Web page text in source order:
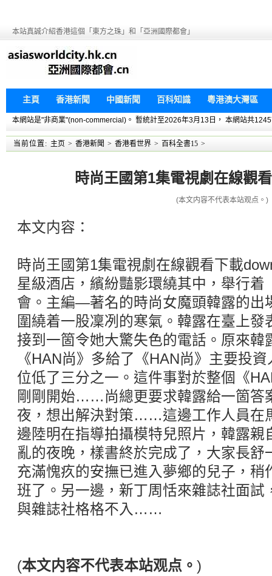
本站真誠介紹香港這個「東方之珠」和「亞洲國際都會」
主頁 香港新聞 中國新聞 百科知識 粵港澳大灣區
本網站是"非商業"(non-commercial)。 暫統計至2026年3月13日， 本網站共
当前位置: 主页 > 香港新聞 > 香港看世界 > 百科全書15 >
時尚王國第1集電視劇在線觀
(本文内容不代表本站观点。)
本文内容：
時尚王國第1集電視劇在線觀看下載
星級酒店，繽紛豔影環繞其中，舉行着
會。主編—著名的時尚女魔頭韓露的出
圍繞着一股凜冽的寒氣。韓露在臺上
接到一箇令她大驚失色的電話。原來韓
《HAN尚》多給了《HAN尚》主要投
位低了三分之一。這件事對於整個《
剛剛開始……尚總更要求韓露給一箇答
夜，想出解決對策……這邊工作人員在
邊陸明在指導拍攝模特兒照片，韓露親
亂的夜晚，樣書終於完成了，大家長舒
充滿愧疚的安撫已進入夢鄉的兒子，稍
班了。另一邊，新丁周恬來雜誌社面試
與雜誌社格格不入……
(本文内容不代表本站观点。 )